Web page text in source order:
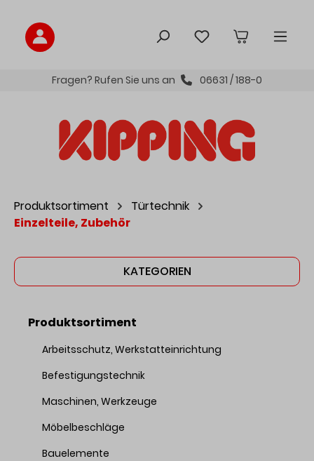
Fragen? Rufen Sie uns an 06631 / 188-0
Produktsortiment
Türtechnik
Einzelteile, Zubehör
KATEGORIEN
Produktsortiment
Arbeitsschutz, Werkstatteinrichtung
Befestigungstechnik
Maschinen, Werkzeuge
Möbelbeschläge
Bauelemente